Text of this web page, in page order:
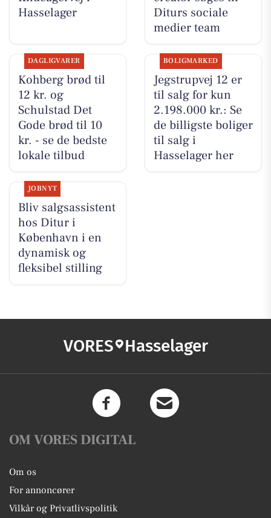
Hasselager
Diturs sociale
medier team
DAGLIGVARER
Kohberg brød til
12 kr. og
Schulstad Det
Gode brød til 10
kr. - se de bedste
lokale tilbud
BOLIGMARKED
Jegstrupvej 12 er
til salg for kun
2.198.000 kr.: Se
de billigste boliger
til salg i
Hasselager her
JOBNYT
Bliv salgsassistent
hos Ditur i
København i en
dynamisk og
fleksibel stilling
VORES Hasselager
OM VORES DIGITAL
Om os
For annoncører
Vilkår og Privatlivspolitik